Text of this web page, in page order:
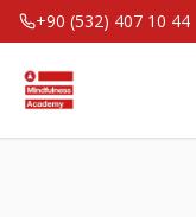
+90 (532) 407 10 44